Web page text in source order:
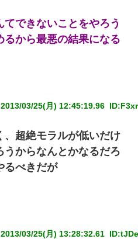
時生まれた姪が義弟の子じゃな
…
、1年間毎日行為しまくった結
の事。レンタカーを借りて山の
ガッ！って音がして…
嫁も嫁実家も電話に出ない…不
と、嫁と嫁両親と知らない男が
てできないことをやろう
るから最悪の結果になる
2013/03/25(月) 12:45:19.96 ID:
、超絶モラルが低いだけ
うからなんとかなるだろ
るべきだが
2013/03/25(月) 13:28:32.61 ID: